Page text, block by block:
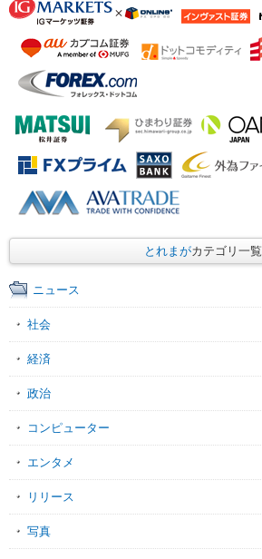
とれまがカテゴリ一覧
ニュース
社会
経済
政治
コンピューター
エンタメ
リリース
写真